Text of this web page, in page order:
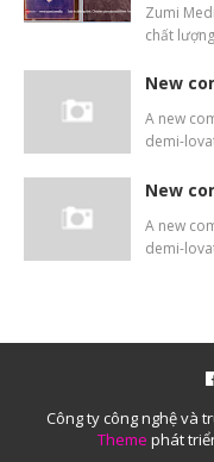
Zumi
chất
New
A new
demi-
New
A new
demi-
Công ty công nghệ và
Theme phát